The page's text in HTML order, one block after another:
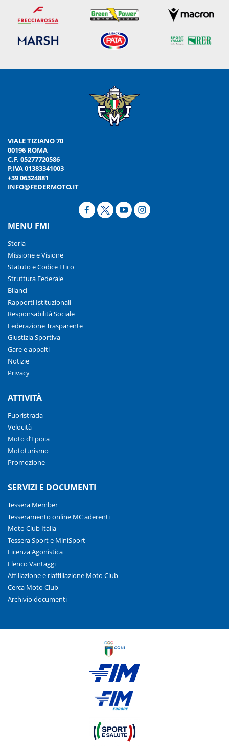
VIALE TIZIANO 70
00196 ROMA
C.F. 05277720586
P.IVA 01383341003
+39 06324881
INFO@FEDERMOTO.IT
MENU FMI
Storia
Missione e Visione
Statuto e Codice Etico
Struttura Federale
Bilanci
Rapporti Istituzionali
Responsabilità Sociale
Federazione Trasparente
Giustizia Sportiva
Gare e appalti
Notizie
Privacy
ATTIVITÀ
Fuoristrada
Velocità
Moto d’Epoca
Mototurismo
Promozione
SERVIZI E DOCUMENTI
Tessera Member
Tesseramento online MC aderenti
Moto Club Italia
Tessera Sport e MiniSport
Licenza Agonistica
Elenco Vantaggi
Affiliazione e riaffiliazione Moto Club
Cerca Moto Club
Archivio documenti